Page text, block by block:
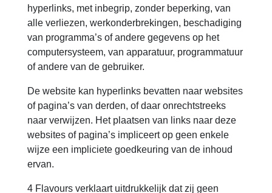
hyperlinks, met inbegrip, zonder beperking, van
alle verliezen, werkonderbrekingen, beschadiging
van programma’s of andere gegevens op het
computersysteem, van apparatuur, programmatuur
of andere van de gebruiker.
De website kan hyperlinks bevatten naar websites
of pagina’s van derden, of daar onrechtstreeks
naar verwijzen. Het plaatsen van links naar deze
websites of pagina’s impliceert op geen enkele
wijze een impliciete goedkeuring van de inhoud
ervan.
4 Flavours verklaart uitdrukkelijk dat zij geen